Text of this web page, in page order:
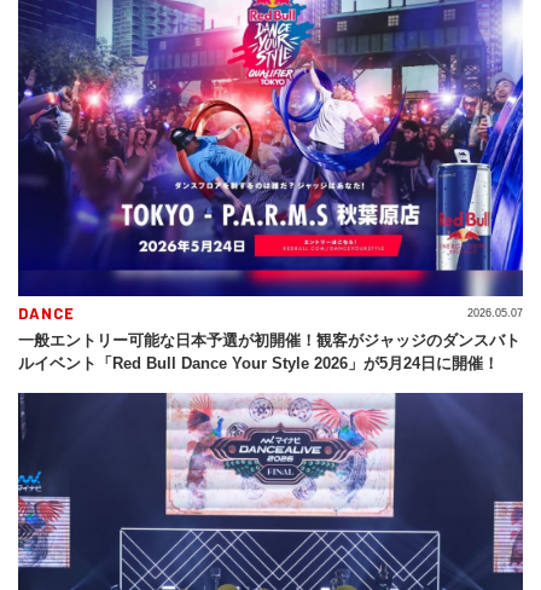
DANCE
一般エントリー可能な日本予選が初開催！観客がジャッジのダンスバト
ルイベント「Red Bull Dance Your Style 2026」が5月24日に開催！
2026.05.07